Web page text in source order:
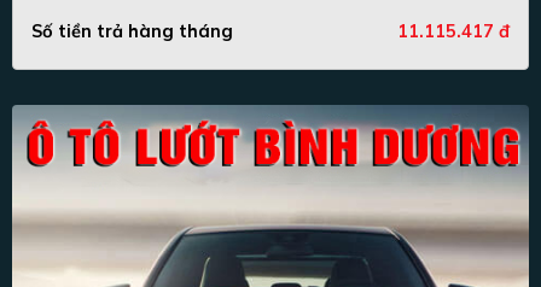
Số tiền trả hàng tháng 11.115.417 đ